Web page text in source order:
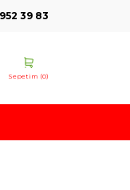
39 83
Sepetim (0)